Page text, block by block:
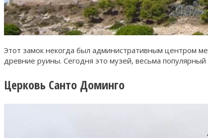
Этот замок некогда был административным центром
древние руины. Сегодня это музей, весьма популярный
Церковь Санто Доминго